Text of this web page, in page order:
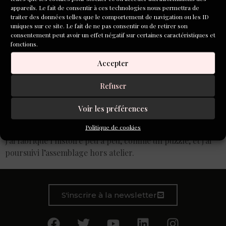
appareils. Le fait de consentir à ces technologies nous permettra de
traiter des données telles que le comportement de navigation ou les ID
uniques sur ce site. Le fait de ne pas consentir ou de retirer son
consentement peut avoir un effet négatif sur certaines caractéristiques et
fonctions.
Accepter
Refuser
Voir les préférences
Politique de cookies
J’ai fabriqué l’histoire peu à peu, comme un puzzle, et j’ai
poursuivi l’assemblage hors atelier.
S'inscrire à la newsletter